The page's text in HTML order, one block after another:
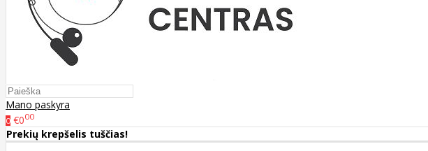
Mano paskyra
0 €000
Prekių krepšelis tuščias!